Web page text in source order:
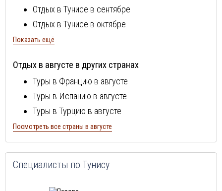
Отдых в Тунисе в сентябре
Отдых в Тунисе в октябре
Отдых в Тунисе в ноябре
Отдых в Тунисе в январе
Отдых в Тунисе в феврале
Отдых в Тунисе в марте
Отдых в Тунисе в апреле
Отдых в Тунисе в мае
Отдых в Тунисе в июне
Показать ещё
Отдых в августе в других странах
Туры в Францию в августе
Туры в Испанию в августе
Туры в Турцию в августе
Туры в Болгарию в августе
Туры в Португалию в августе
Туры в Италию в августе
Туры в Египет в августе
Туры в Кипр в августе
Посмотреть все страны в августе
Специалисты по Тунису